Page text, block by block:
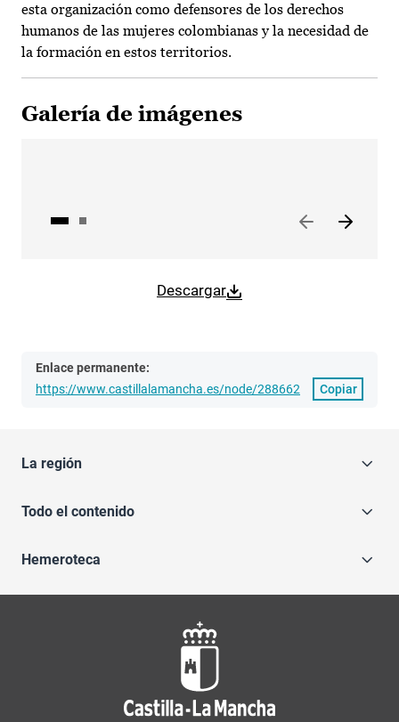
esta organización como defensores de los derechos
humanos de las mujeres colombianas y la necesidad de
la formación en estos territorios.
Galería de imágenes
Descargar
Enlace permanente:
https://www.castillalamancha.es/node/288662
Copiar
La región
Todo el contenido
Hemeroteca